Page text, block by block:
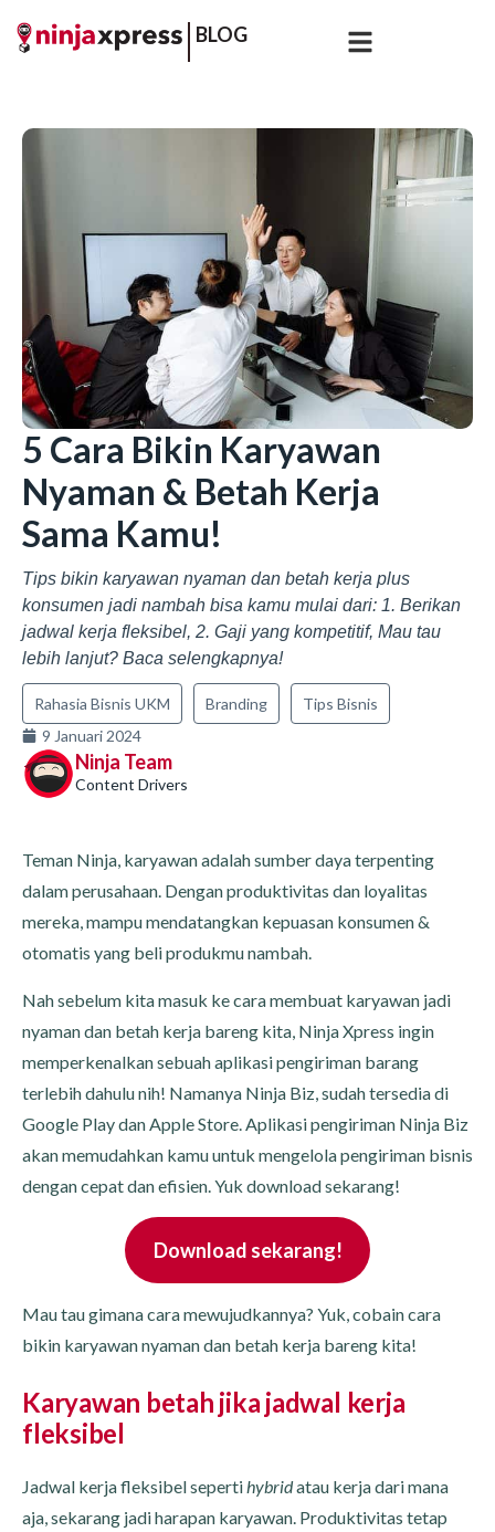
BLOG
5 Cara Bikin Karyawan
Nyaman & Betah Kerja
Sama Kamu!
Tips bikin karyawan nyaman dan betah kerja plus
konsumen jadi nambah bisa kamu mulai dari: 1. Berikan
jadwal kerja fleksibel, 2. Gaji yang kompetitif, Mau tau
lebih lanjut? Baca selengkapnya!
Rahasia Bisnis UKM Branding
Tips Bisnis
9 Januari 2024
Ninja Team
Content Drivers
Teman Ninja, karyawan adalah sumber daya terpenting
dalam perusahaan. Dengan produktivitas dan loyalitas
mereka, mampu mendatangkan kepuasan konsumen &
otomatis yang beli produkmu nambah.
Nah sebelum kita masuk ke cara membuat karyawan jadi
nyaman dan betah kerja bareng kita, Ninja Xpress ingin
memperkenalkan sebuah aplikasi pengiriman barang
terlebih dahulu nih! Namanya Ninja Biz, sudah tersedia di
Google Play dan Apple Store. Aplikasi pengiriman Ninja Biz
akan memudahkan kamu untuk mengelola pengiriman bisnis
dengan cepat dan efisien. Yuk download sekarang!
Download sekarang!
Mau tau gimana cara mewujudkannya? Yuk, cobain cara
bikin karyawan nyaman dan betah kerja bareng kita!
Karyawan betah jika jadwal kerja
fleksibel
Jadwal kerja fleksibel seperti hybridatau kerja dari mana
aja, sekarang jadi harapan karyawan. Produktivitas tetap